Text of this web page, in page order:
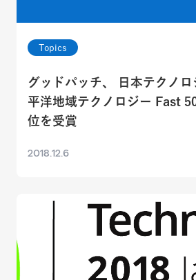
Topics
グッドパッチ、 日本テクノ
平洋地域テクノロジー Fast
位を受賞
2018.12.6